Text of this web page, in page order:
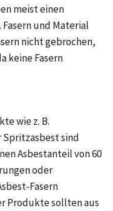
meist einen
und Material
nicht gebrochen,
keine Fasern
wie z. B.
sind
Asbestanteil von 60
oder
Fasern
Produkte sollten aus